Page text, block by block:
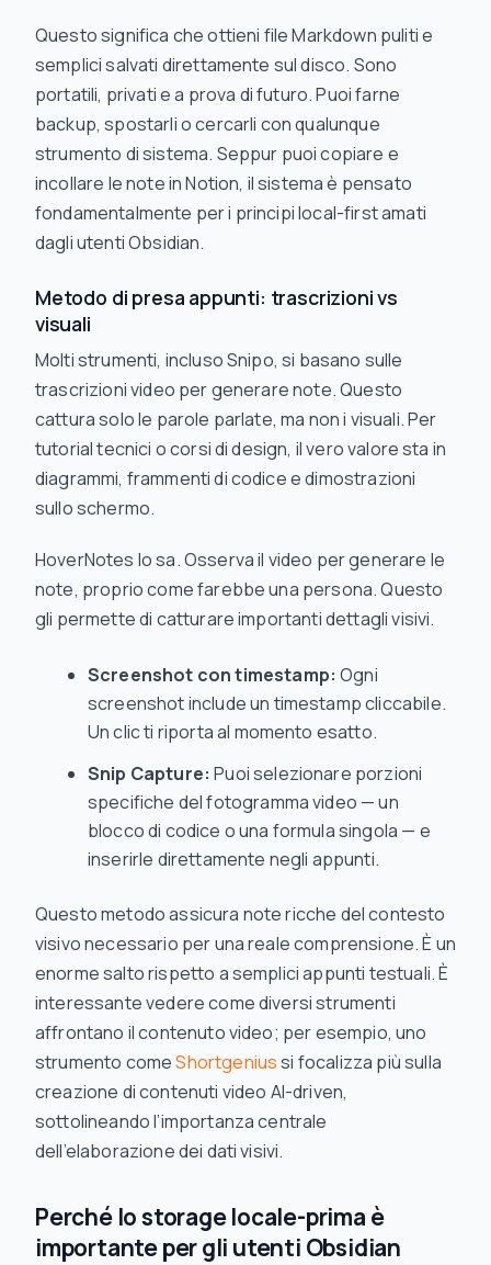
Questo significa che ottieni file Markdown puliti e
semplici salvati direttamente sul disco. Sono
portatili, privati e a prova di futuro. Puoi farne
backup, spostarli o cercarli con qualunque
strumento di sistema. Seppur puoi copiare e
incollare le note in Notion, il sistema è pensato
fondamentalmente per i principi local-first amati
dagli utenti Obsidian.
Metodo di presa appunti: trascrizioni vs
visuali
Molti strumenti, incluso Snipo, si basano sulle
trascrizioni video per generare note. Questo
cattura solo le parole parlate, ma non i visuali. Per
tutorial tecnici o corsi di design, il vero valore sta in
diagrammi, frammenti di codice e dimostrazioni
sullo schermo.
HoverNotes lo sa. Osserva il video per generare le
note, proprio come farebbe una persona. Questo
gli permette di catturare importanti dettagli visivi.
Screenshot con timestamp: Ogni
screenshot include un timestamp cliccabile.
Un clic ti riporta al momento esatto.
Snip Capture: Puoi selezionare porzioni
specifiche del fotogramma video — un
blocco di codice o una formula singola — e
inserirle direttamente negli appunti.
Questo metodo assicura note ricche del contesto
visivo necessario per una reale comprensione. È un
enorme salto rispetto a semplici appunti testuali. È
interessante vedere come diversi strumenti
affrontano il contenuto video; per esempio, uno
strumento comeShortgeniussi focalizza più sulla
creazione di contenuti video AI-driven,
sottolineando l’importanza centrale
dell’elaborazione dei dati visivi.
Perché lo storage locale-prima è
importante per gli utenti Obsidian